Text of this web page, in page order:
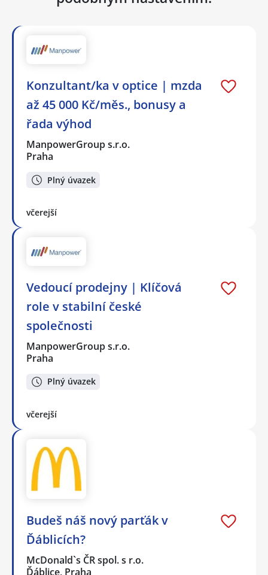
Konzultant/ka v optice | mzda
až 45 000 Kč/měs., bonusy a
řada výhod
ManpowerGroup s.r.o.
Praha
Plný úvazek
včerejší
Vedoucí prodejny | Klíčová
role v stabilní české
společnosti
ManpowerGroup s.r.o.
Praha
Plný úvazek
včerejší
Budeš náš nový parťák v
Ďáblicích?
McDonald`s ČR spol. s r.o.
Ďáblice, Praha